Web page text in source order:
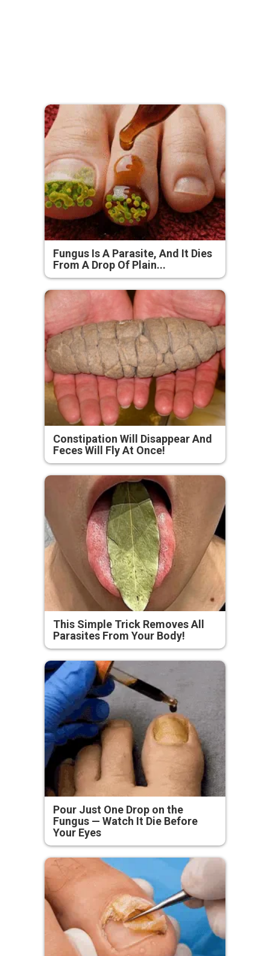
Fungus Is A Parasite, And It Dies
From A Drop Of Plain...
Constipation Will Disappear And
Feces Will Fly At Once!
This Simple Trick Removes All
Parasites From Your Body!
Pour Just One Drop on the
Fungus — Watch It Die Before
Your Eyes